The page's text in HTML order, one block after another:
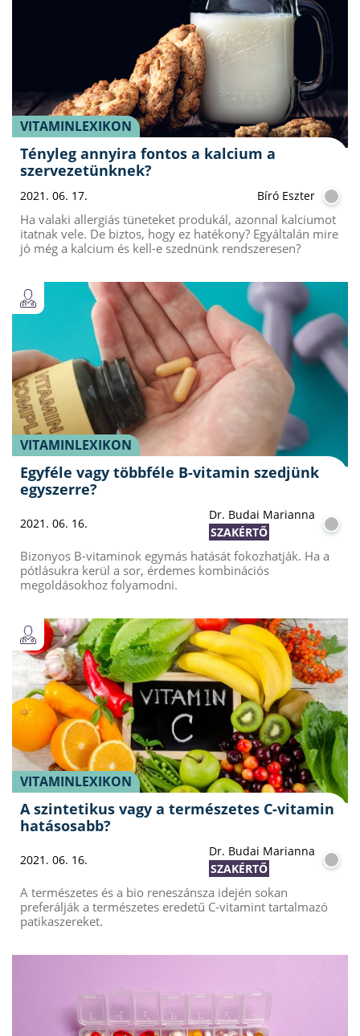
VITAMINLEXIKON
Tényleg annyira fontos a kalcium a
szervezetünknek?
2021. 06. 17. Bíró Eszter
Ha valaki allergiás tüneteket produkál, azonnal kalciumot
itatnak vele. De biztos, hogy ez hatékony? Egyáltalán mire
jó még a kalcium és kell-e szednünk rendszeresen?
VITAMINLEXIKON
Egyféle vagy többféle B-vitamin szedjünk
egyszerre?
2021. 06. 16.
Dr. Budai Marianna
SZAKÉRTŐ
Bizonyos B-vitaminok egymás hatását fokozhatják. Ha a
pótlásukra kerül a sor, érdemes kombinációs
megoldásokhoz folyamodni.
VITAMINLEXIKON
A szintetikus vagy a természetes C-vitamin
hatásosabb?
2021. 06. 16.
Dr. Budai Marianna
SZAKÉRTŐ
A természetes és a bio reneszánsza idején sokan
preferálják a természetes eredetű C-vitamint tartalmazó
patikaszereket.